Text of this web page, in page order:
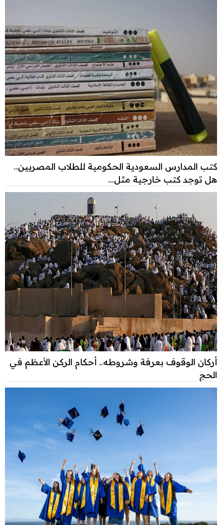
كتب المدارس السعودية الحكومية للطلاب المصريين..
هل توجد كتب خارجية مثل...
أركان الوقوف بعرفة وشروطه.. أحكام الركن الأعظم في
الحج